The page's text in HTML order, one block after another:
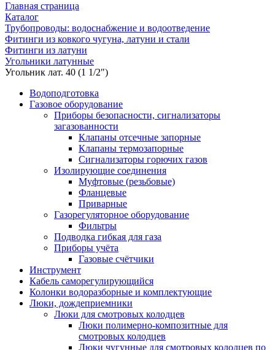
Главная страница
Каталог
Трубопроводы: водоснабжение и водоотведение
Фитинги из ковкого чугуна, латуни и стали
Фитинги из латуни
Угольники латунные
Угольник лат. 40 (1 1/2")
Водоподготовка
Газовое оборудование
Приборы безопасности, сигнализаторы
загазованности
Клапаны отсечные запорные
Клапаны термозапорные
Сигнализаторы горючих газов
Изолирующие соединения
Муфтовые (резьбовые)
Фланцевые
Приварные
Газорегуляторное оборудование
Фильтры
Подводка гибкая для газа
Приборы учёта
Газовые счётчики
Инструмент
Кабель саморегулирующийся
Колонки водоразборные и комплектующие
Люки, дождеприемники
Люки для смотровых колодцев
Люки полимерно-композитные для
смотровых колодцев
Люки чугунные для смотровых колодцев по